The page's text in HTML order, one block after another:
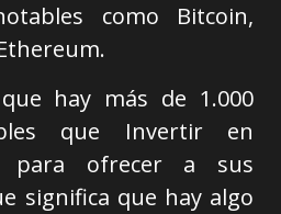
como Bitcoin,
hay más de 1.000
que Invertir en
para ofrecer a sus
significa que hay algo